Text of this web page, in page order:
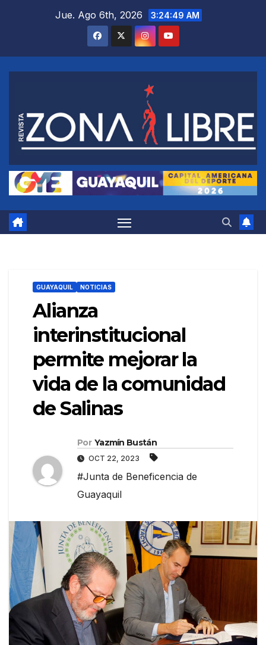
Jue. Ago 6th, 2026 3:24:50 AM
GUAYAQUIL NOTICIAS
Alianza
interinstitucional
permite mejorar la
vida de la comunidad
de Salinas
Por Yazmín Bustán
OCT 22, 2023
#Junta de Beneficencia de
Guayaquil